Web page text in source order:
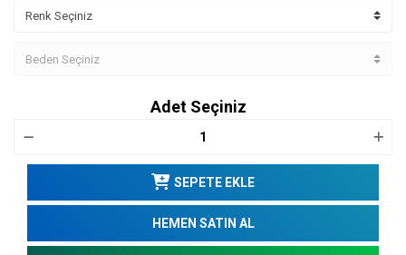
Adet Seçiniz
SEPETE EKLE
HEMEN SATIN AL